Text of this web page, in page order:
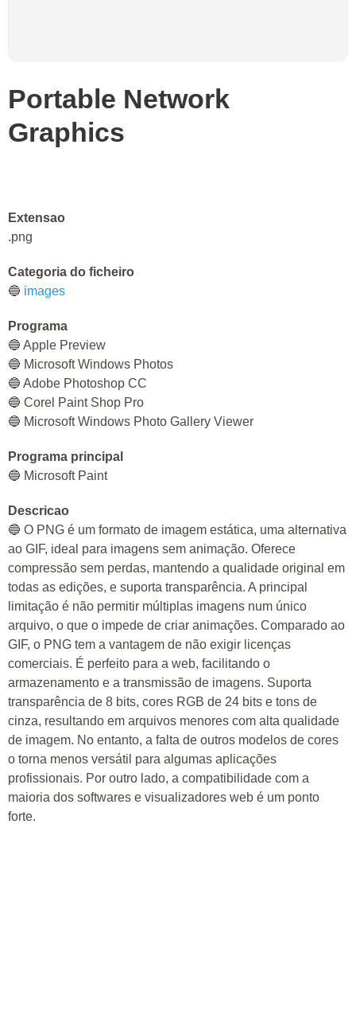
Portable Network
Graphics
Extensao
.png
Categoria do ficheiro
🔵 images
Programa
🔵 Apple Preview
🔵 Microsoft Windows Photos
🔵 Adobe Photoshop CC
🔵 Corel Paint Shop Pro
🔵 Microsoft Windows Photo Gallery Viewer
Programa principal
🔵 Microsoft Paint
Descricao
🔵 O PNG é um formato de imagem estática, uma alternativa
ao GIF, ideal para imagens sem animação. Oferece
compressão sem perdas, mantendo a qualidade original em
todas as edições, e suporta transparência. A principal
limitação é não permitir múltiplas imagens num único
arquivo, o que o impede de criar animações. Comparado ao
GIF, o PNG tem a vantagem de não exigir licenças
comerciais. É perfeito para a web, facilitando o
armazenamento e a transmissão de imagens. Suporta
transparência de 8 bits, cores RGB de 24 bits e tons de
cinza, resultando em arquivos menores com alta qualidade
de imagem. No entanto, a falta de outros modelos de cores
o torna menos versátil para algumas aplicações
profissionais. Por outro lado, a compatibilidade com a
maioria dos softwares e visualizadores web é um ponto
forte.